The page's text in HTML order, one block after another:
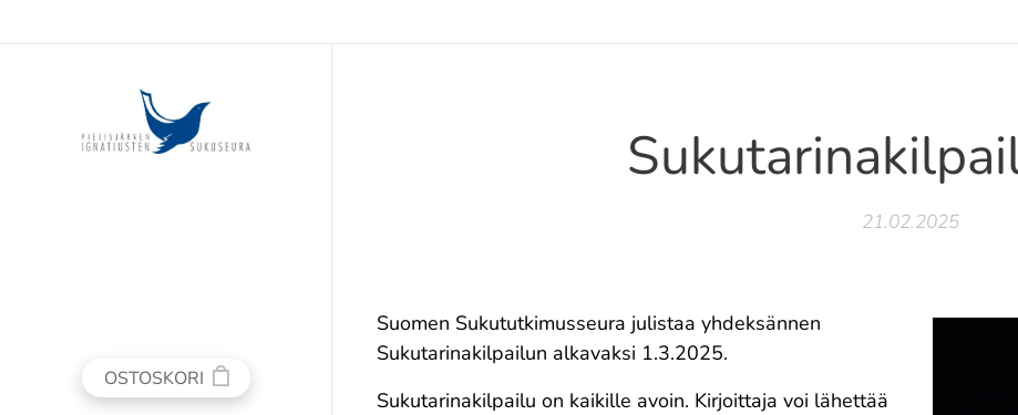
OSTOSKORI
21.02.2025
Suomen Sukututkimusseura julistaa yhdeksännen
Sukutarinakilpailun alkavaksi 1.3.2025.
Sukutarinakilpailu on kaikille avoin. Kirjoittaja voi lähettää